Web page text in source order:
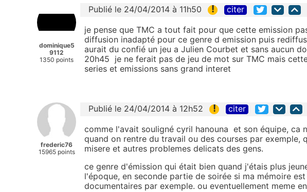
dominique5
9112
1350 points
Publié le 24/04/2014 à 11h50 ! citer
je pense que TMC a tout fait pour que cette emission
diffusion inadapté pour ce genre d emission puis
aurait du confié un jeu a Julien Courbet et sans aucun
20h45 je ne ferait pas de jeu de mot sur TMC mais
series et emissions sans grand interet
frederic76
15965 points
Publié le 24/04/2014 à 12h52 ! citer
comme l'avait souligné cyril hanouna et son équipe, ca
quand on rentre du travail ou des courses par exemple,
misere et autres problemes delicats des gens.
ce genre d'émission qui était bien quand j'étais plus
l'époque, en seconde partie de soirée si ma mémoire
documentaires par exemple. ou eventuellement meme